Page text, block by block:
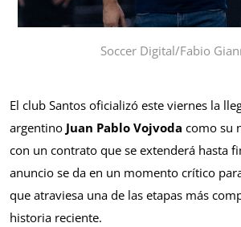
Soccer Digital/Fabio
El club Santos oficializó este viernes la
argentino Juan Pablo Vojvoda como su
con un contrato que se extenderá hasta
anuncio se da en un momento crítico
que atraviesa una de las etapas más
historia reciente.